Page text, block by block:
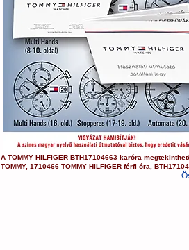
ATOMMY HILFIGER BTH17104663 karóra
TOMMY,1710466 TOMMY HILFIGER férfi óra ,BTH17104